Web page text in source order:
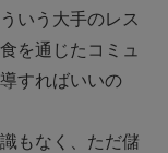
いう大手のレス
を通じたコミュ
すればいいの
もなく、ただ儲